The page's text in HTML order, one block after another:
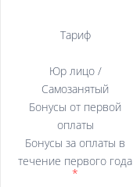
Тариф
Юр лицо /
Самозанятый
Бонусы от первой
оплаты
Бонусы за оплаты в
течение первого года
*